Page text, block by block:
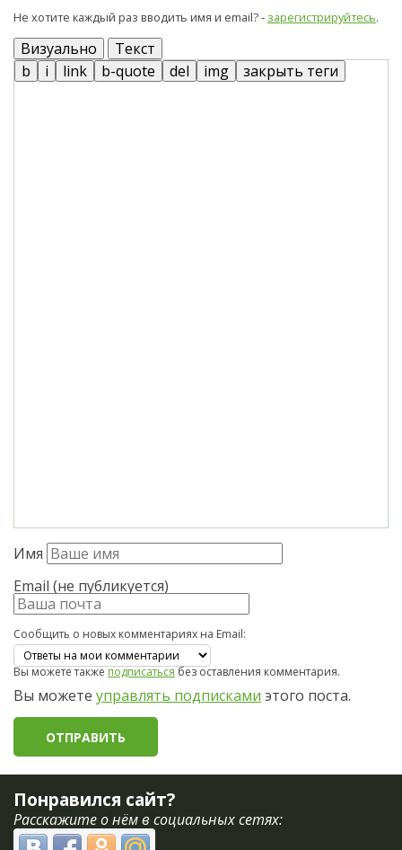
Не хотите каждый раз вводить имя и email? - зарегистрируйтесь.
Визуально Текст
Имя
Email (не публикуется)
Сообщить о новых комментариях на Email:
Вы можете такжеподписатьсябез оставления комментария.
Вы можете управлять подписками этого поста.
Понравился сайт?
Расскажите о нём в социальных сетях: